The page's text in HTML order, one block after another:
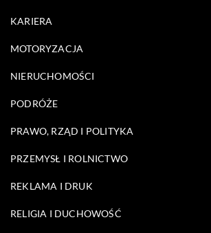
KARIERA
MOTORYZACJA
NIERUCHOMOŚCI
PODRÓŻE
PRAWO, RZĄD I POLITYKA
PRZEMYSŁ I ROLNICTWO
REKLAMA I DRUK
RELIGIA I DUCHOWOŚĆ